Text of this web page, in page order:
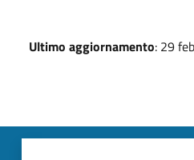
Ultimo aggiornamento: 29